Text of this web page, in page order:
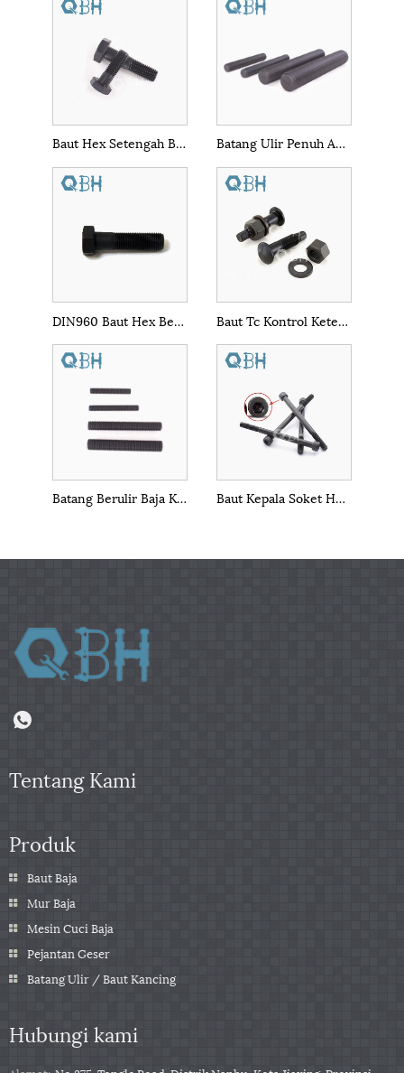
Baut Hex Setengah Benang Hitam ASME Batang Ulir Penuh ASTM A193 B16
DIN960 Baut Hex Benang Halus Baut Tc Kontrol Ketegangan Geser Berat Hitam
Batang Berulir Baja Karbon Kelas B ASTM A307 Baut Kepala Soket Hex DIN912
Tentang Kami
Produk
Baut Baja
Mur Baja
Mesin Cuci Baja
Pejantan Geser
Batang Ulir / Baut Kancing
Hubungi kami